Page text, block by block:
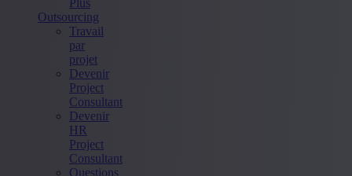
Outsourcing
Travail
par
projet
Devenir
Project
Consultant
Devenir
HR
Project
Consultant
Questions